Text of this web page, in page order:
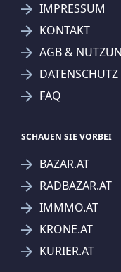
IMPRESSUM
KONTAKT
AGB &
DATENSCHUTZ
FAQ
SCHAUEN SIE VORBEI
BAZAR.AT
RADBAZAR.AT
IMMMO.AT
KRONE.AT
KURIER.AT